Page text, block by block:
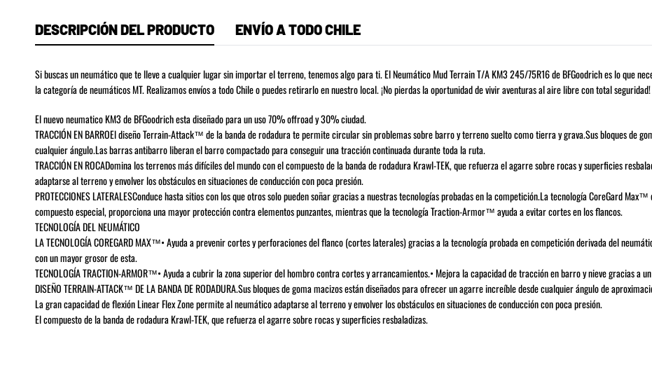
DESCRIPCIÓN DEL PRODUCTO ENVÍO A TODO CHILE
Si buscas un neumático que te lleve a cualquier lugar sin importar el terreno, tenemos algo para ti. El Neumático Mud Terrain T/A KM3 245/75R16 de BFGoodrich es lo que
la categoría de neumáticos MT. Realizamos envíos a todo Chile o puedes retirarlo en nuestro local. ¡No pierdas la oportunidad de vivir aventuras al aire libre con total seguridad!
El nuevo neumatico KM3 de BFGoodrich esta diseñado para un uso 70% offroad y 30% ciudad.
TRACCIÓN EN BARROEl diseño Terrain-Attack™ de la banda de rodadura te permite circular sin problemas sobre barro y terreno suelto como tierra y grava.Sus bloques de
cualquier ángulo.Las barras antibarro liberan el barro compactado para conseguir una tracción continuada durante toda la ruta.
TRACCIÓN EN ROCADomina los terrenos más difíciles del mundo con el compuesto de la banda de rodadura Krawl-TEK, que refuerza el agarre sobre rocas y superficies
adaptarse al terreno y envolver los obstáculos en situaciones de conducción con poca presión.
PROTECCIONES LATERALESConduce hasta sitios con los que otros solo pueden soñar gracias a nuestras tecnologías probadas en la competición.La tecnología CoreGard
compuesto especial, proporciona una mayor protección contra elementos punzantes, mientras que la tecnología Traction-Armor™ ayuda a evitar cortes en los flancos.
TECNOLOGÍA DEL NEUMÁTICO
LA TECNOLOGÍA COREGARD MAX™• Ayuda a prevenir cortes y perforaciones del flanco (cortes laterales) gracias a la tecnología probada en competición derivada del
con un mayor grosor de esta.
TECNOLOGÍA TRACTION-ARMOR™• Ayuda a cubrir la zona superior del hombro contra cortes y arrancamientos.• Mejora la capacidad de tracción en barro y nieve gracias a
DISEÑO TERRAIN-ATTACK™ DE LA BANDA DE RODADURA.Sus bloques de goma macizos están diseñados para ofrecer un agarre increíble desde cualquier ángulo de
La gran capacidad de flexión Linear Flex Zone permite al neumático adaptarse al terreno y envolver los obstáculos en situaciones de conducción con poca presión.
El compuesto de la banda de rodadura Krawl-TEK, que refuerza el agarre sobre rocas y superficies resbaladizas.